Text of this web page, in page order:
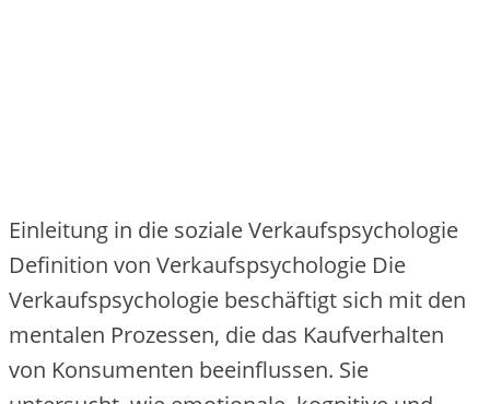
Einleitung in die soziale Verkaufspsychologie
Definition von Verkaufspsychologie Die
Verkaufspsychologie beschäftigt sich mit den
mentalen Prozessen, die das Kaufverhalten
von Konsumenten beeinflussen. Sie